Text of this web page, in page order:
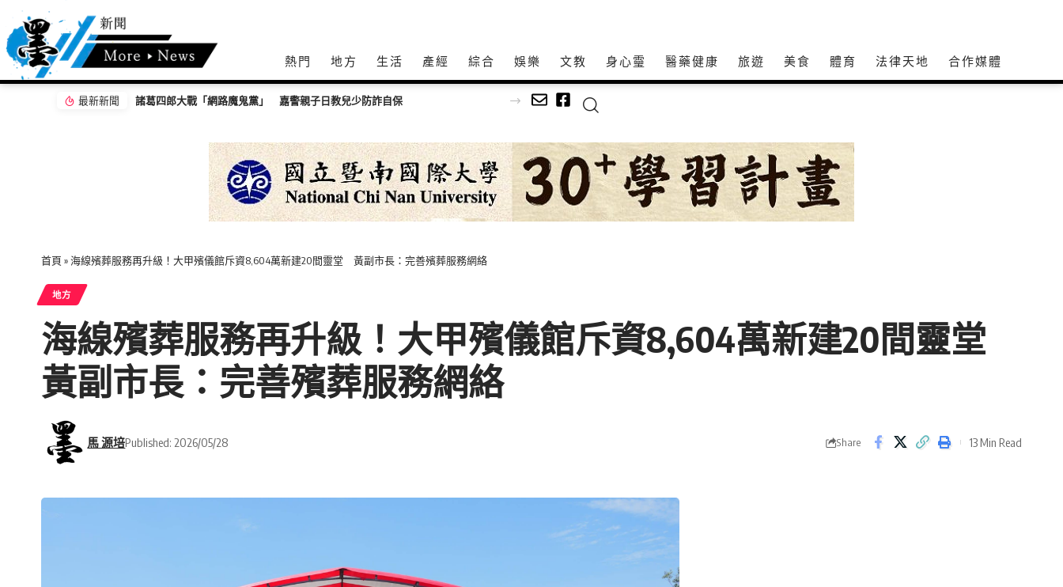
熱門 地方 生活 產經 綜合 娛樂 文教 身心𩆜 醫藥健康 旅遊 美食 體育 法律天地 合作媒體
最新新聞 台中市長民調：江啟臣38% 何欣純24%
首頁 »海線殯葬服務再升級！大甲殯儀館斥資8,604萬新建20間靈堂 黃副市長：完善殯葬服務網絡
地方
海線殯葬服務再升級！大甲殯儀館斥資8,604萬新建20間靈堂
黃副市長：完善殯葬服務網絡
馬 源培Published: 2026/05/28 Share 13 Min Read